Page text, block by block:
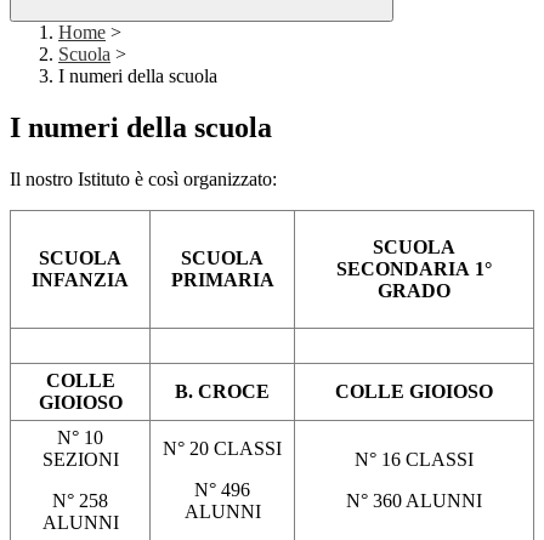
Home >
Scuola >
I numeri della scuola
I numeri della scuola
Il nostro Istituto è così organizzato:
SCUOLA
INFANZIA
SCUOLA
PRIMARIA
SCUOLA
SECONDARIA 1°
GRADO
COLLE
GIOIOSO
B. CROCE COLLE GIOIOSO
N° 10
SEZIONI
N° 258
ALUNNI
N° 20 CLASSI
N° 496
ALUNNI
N° 16 CLASSI
N° 360 ALUNNI